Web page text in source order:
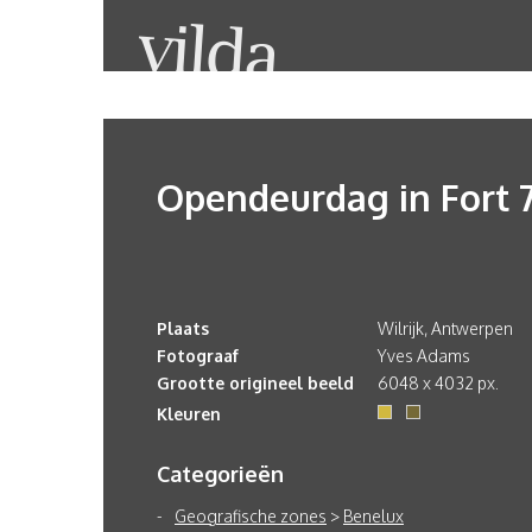
Opendeurdag in Fort
Plaats
Wilrijk, Antwerpen
Fotograaf
Yves Adams
Grootte origineel beeld
6048 x 4032 px.
Kleuren
Categorieën
Geografische zones > Benelux